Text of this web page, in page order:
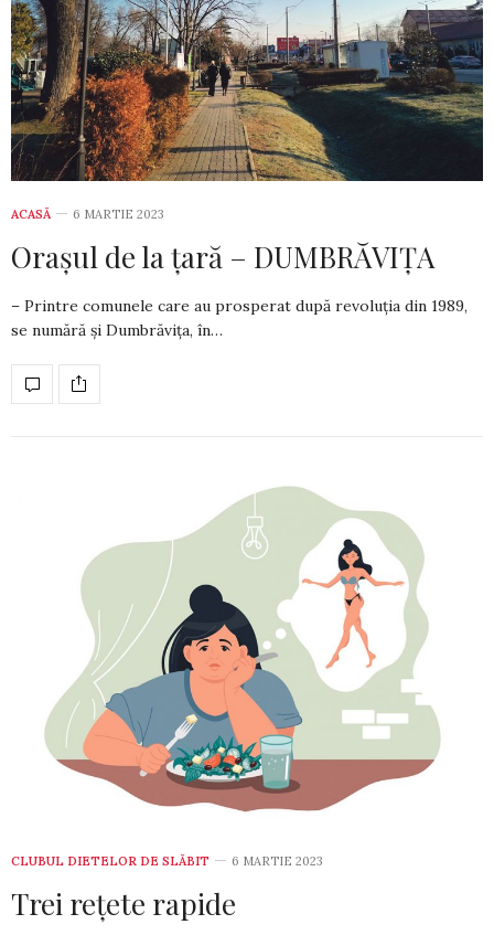
ACASĂ 6 MARTIE 2023
Orașul de la țară – DUMBRĂVIȚA
– Printre comunele care au prosperat după revoluția din 1989,
se numără și Dumbrăvița, în…
CLUBUL DIETELOR DE SLĂBIT 6 MARTIE 2023
Trei rețete rapide